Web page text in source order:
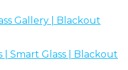
Gallery | Blackout
Smart Glass | Blackout